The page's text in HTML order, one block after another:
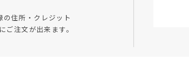
住所・クレジット
ご注文が出来ます。